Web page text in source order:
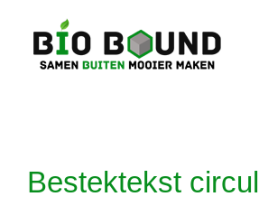
inhoud
Bestektekst